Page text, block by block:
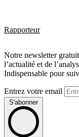
Rapporteur
Notre newsletter
l’actualité et de
Indispensable pour
Entrez votre email
S'abonner